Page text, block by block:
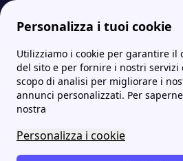
Personalizza i tuoi cookie
Utilizziamo i cookie per garantire il
del sito e per fornire i nostri servizi
scopo di analisi per migliorare i
annunci personalizzati. Per
nostra
Personalizza i cookie
Papernest.it MoreFornitori
Onda Più: la
completa con
contatti e